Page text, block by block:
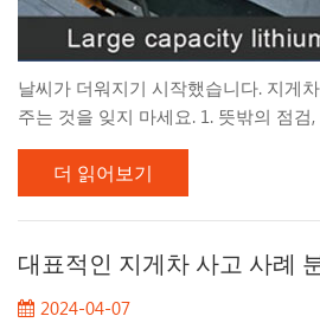
날씨가 더워지기 시작했습니다. 지게
주는 것을 잊지 마세요. 1. 뜻밖의 점검
운 지 얼마나 됐나요? 지게차 의 배터
요 ! 지게차 배터리에 물을 추가하는
빈도, 보관 환경, 주변 온도 및 기타 요
상적인 사용 조건에서 지게차의 액체
안 그에 따라 떨어집니다. 일반적으로
환경이나 작동 시간이 긴 경우에는 물
더 읽어보기
2024-04-07